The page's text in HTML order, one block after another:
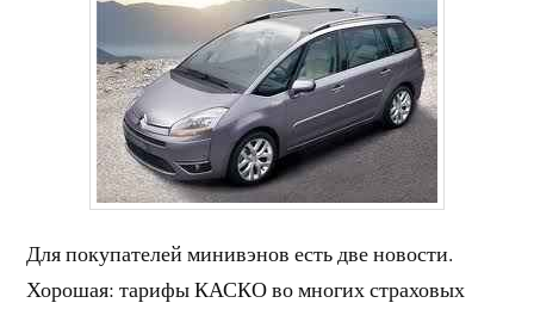
Для покупателей минивэнов есть две новости.
Хорошая: тарифы КАСКО во многих страховых